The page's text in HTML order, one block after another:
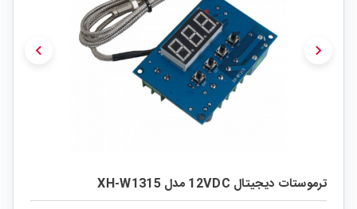
chevron_left chevron_right
ترموستات دیجیتال 12VDC مدل XH-W1315